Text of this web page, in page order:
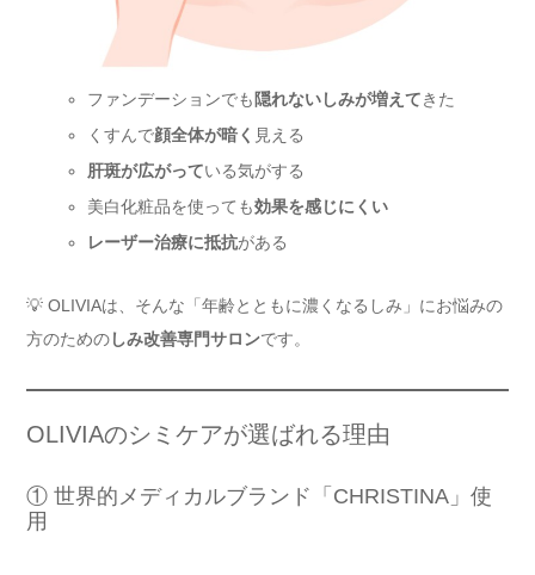
ファンデーションでも 隠れないしみが増えてきた
くすんで顔全体が暗く 見える
肝斑が広がっている気がする
美白化粧品を使っても効果を感じにくい
レーザー治療に抵抗がある
💡 OLIVIAは、そんな「年齢とともに濃くなるしみ」にお悩みの
方のためのしみ改善専門サロンです。
OLIVIAのシミケアが選ばれる理由
① 世界的メディカルブランド「CHRISTINA」使
用